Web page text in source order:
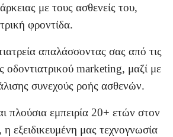
με τους ασθενείς του,
φροντίδα.
απαλάσσοντας σας από τις
οδοντιατρικού marketing, μαζί με
συνεχούς ροής ασθενών.
πλούσια εμπειρία 20+ ετών στον
εξειδικευμένη μας τεχνογνωσία